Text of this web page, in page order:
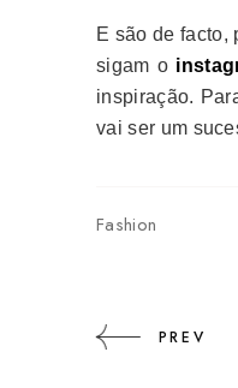
E são de facto,
sigam o
inspiração.
vai ser um
Fashion
PREV